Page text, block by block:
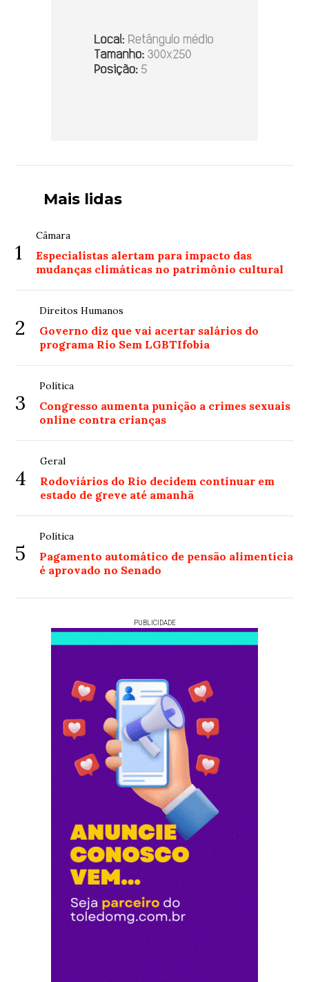
Mais lidas
1
Câmara
Especialistas alertam para impacto das
mudanças climáticas no patrimônio cultural
2
Direitos Humanos
Governo diz que vai acertar salários do
programa Rio Sem LGBTIfobia
3
Política
Congresso aumenta punição a crimes sexuais
online contra crianças
4
Geral
Rodoviários do Rio decidem continuar em
estado de greve até amanhã
5
Política
Pagamento automático de pensão alimentícia
é aprovado no Senado
PUBLICIDADE